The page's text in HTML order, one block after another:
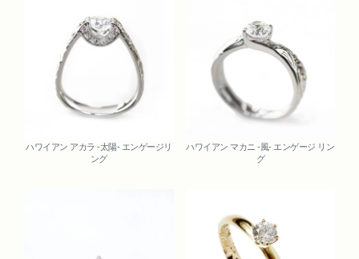
ハワイアン アカラ -太陽- エンゲージリ
ング
ハワイアン マカニ -風- エンゲージ リン
グ